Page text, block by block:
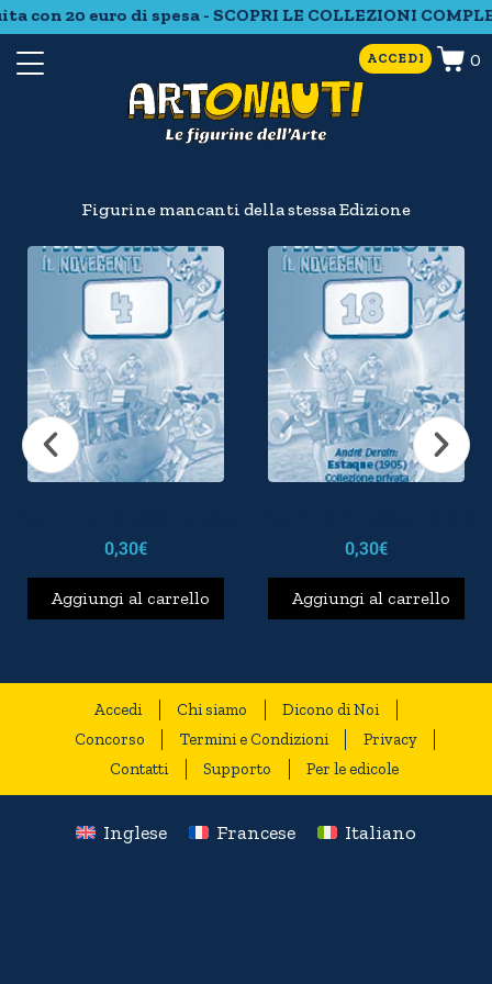
con 20 euro di spesa - SCOPRI LE COLLEZIONI
ACCEDI 0
Figurine mancanti della stessa Edizione
0,30€
Aggiungi al carrello
0,30€
Aggiungi al carrello
Accedi Chi siamo
Dicono di Noi
Concorso
Termini e Condizioni
Privacy
Contatti
Supporto Per le edicole
Inglese Francese Italiano